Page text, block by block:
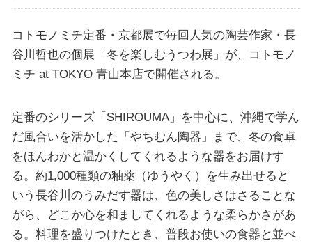
コトモノミチ定番・京都展で毎回人気の陶芸作家・長
谷川哲也の個展「冬を楽しむうつわ展」が、コトモノ
ミチ at TOKYO 青山本店で開催される。
定番のシリーズ「SHIROUMA」を中心に、沖縄で学ん
だ風合いを活かした「やちむん陶器」まで、冬の食卓
をほんわかと温かくしてくれるような器をお届けす
る。約1,000種類の釉薬（ゆうやく）を生み出せると
いう長谷川のうみだす器は、色の美しさはさることな
がら、どこか心を和ましてくれるような柔らかさがあ
る。料理を盛りつけたとき、普段お使いの食器と並べ